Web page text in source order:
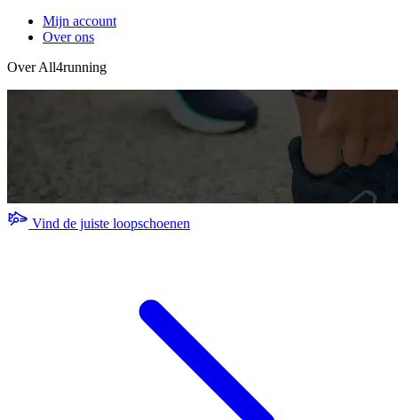
Mijn account
Over ons
Over All4running
Vind de juiste loopschoenen